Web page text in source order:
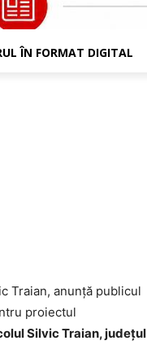
ÎN FORMAT DIGITAL
Traian, anunță publicul
proiectul
Silvic Traian, județul